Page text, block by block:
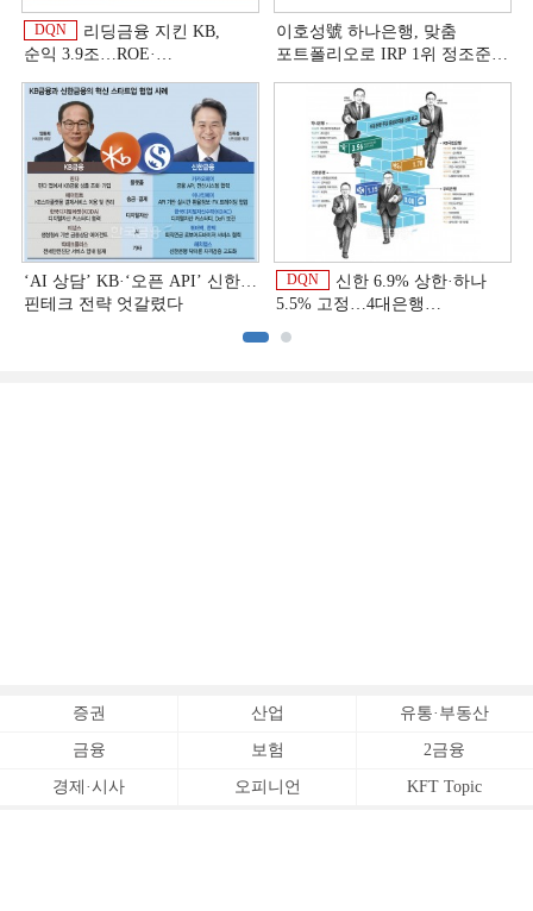
DQN
리딩금융 지킨 KB,
순익 3.9조…ROE·
상반기 금융 리그테이블]
이호성號 하나은행, 맞춤
포트폴리오로 IRP 1위 정조준
‘AI 상담’ KB·‘오픈 API’ 신한…
핀테크 전략 엇갈렸다
DQN
신한 6.9% 상한·하나
5.5% 고정…4대은행
증권 산업 유통·부동산
금융 보험 2금융
경제·시사 오피니언 KFT Topic